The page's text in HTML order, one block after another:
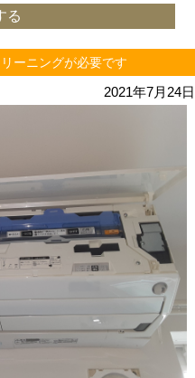
ーニングが必要です
2021年7月24日